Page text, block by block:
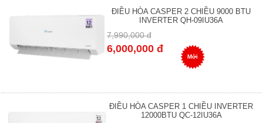
ĐIỀU HÒA CASPER 2 CHIỀU 9000 BTU
INVERTER QH-09IU36A
7,990,000 đ
6,000,000 đ
Mới
ĐIỀU HÒA CASPER 1 CHIỀU INVERTER
12000BTU QC-12IU36A